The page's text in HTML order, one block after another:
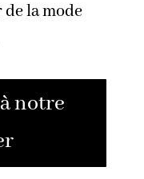
la mode
notre